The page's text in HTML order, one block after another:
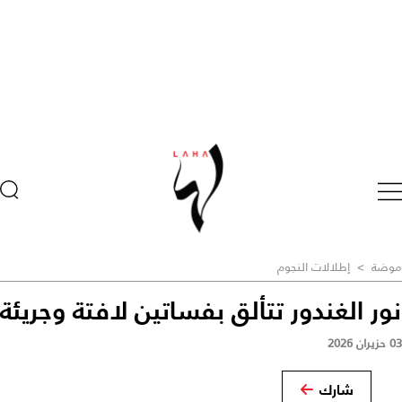
موضة > إطلالات النجوم
نور الغندور تتألق بفساتين لافتة وجريئة
03 حزيران 2026
شارك